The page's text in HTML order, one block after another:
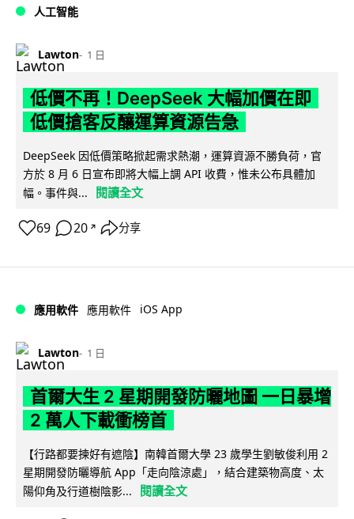
人工智能
Lawton 1 日
低價不再！DeepSeek 大幅加價在即
低價搶客反釀運算資源告急
DeepSeek 因低價策略掀起需求熱潮，運算資源不勝負荷，官
方於 8 月 6 日宣布即將大幅上調 API 收費，惟未公布具體加
幅。事件與...
閱讀全文
69 20 ↗ 分享
應用軟件 應用軟件 iOS App
Lawton 1 日
首爾大生 2 星期開發防曬地圖 一日暴增
2 萬人下載衝榜首
【行路都要揀好有遮陰】南韓首爾大學 23 歲學生劉敏俊利用 2
星期開發防曬導航 App「走向陰涼處」，結合建築物高度、太
陽仰角及行道樹陰影...
閱讀全文